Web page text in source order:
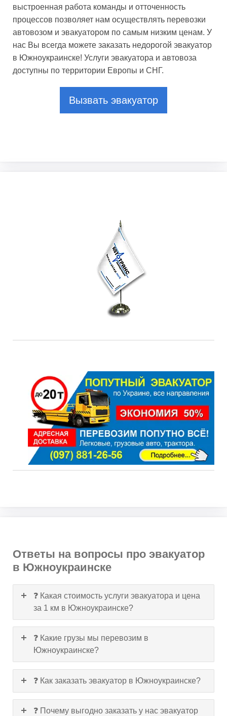
выстроенная работа команды и отточенность
процессов позволяет нам осуществлять перевозки
автовозом и эвакуатором по самым низким ценам. У
нас Вы всегда можете заказать недорогой эвакуатор
в Южноукраинске! Услуги эвакуатора и автовоза
доступны по территории Европы и СНГ.
Вызвать эвакуатор
Ответы на вопросы про эвакуатор
в Южноукраинске
❓ Какая стоимость услуги эвакуатора и цена
за 1 км в Южноукраинске?
❓ Какие грузы мы перевозим в
Южноукраинске?
❓ Как заказать эвакуатор в Южноукраинске?
❓ Почему выгодно заказать у нас эвакуатор